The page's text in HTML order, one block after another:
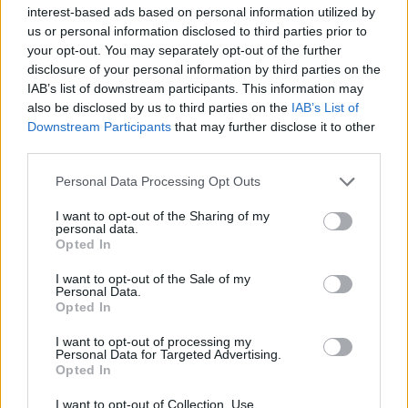
interest-based ads based on personal information utilized by
us or personal information disclosed to third parties prior to
your opt-out. You may separately opt-out of the further
disclosure of your personal information by third parties on the
IAB’s list of downstream participants. This information may
also be disclosed by us to third parties on the IAB’s List of
Downstream Participants that may further disclose it to other
Personal Data Processing Opt Outs
I want to opt-out of the Sharing of my
personal data.
Opted In
I want to opt-out of the Sale of my
Personal Data.
Opted In
I want to opt-out of processing my
Personal Data for Targeted Advertising.
Opted In
I want to opt-out of Collection, Use,
Július
Július 1., Szerda: AnnamáriaésTihamér
Július 2., Csütörtök:Ottó
Július 3., Péntek: Kornél és Soma
Július 4., Szombat:Ulrik
Július 5., Vasárnap:EmeseésSarolta
Július 6., Hétfő:Csaba
Július 8., Szerda:Ellák
Július 9., Csütörtök:
Július 10., Péntek:Amália
Július 11., Szombat:
Július 13., Hétfő:Jenõ
Július 14., Kedd: